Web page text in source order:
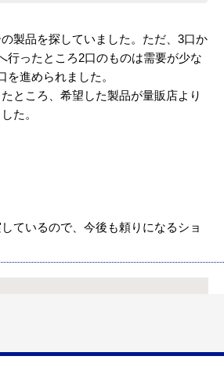
製品を探していました。ただ、3口か
行ったところ2口のものは需要が少な
進められました。
ところ、希望した製品が量販店より
た。
ているので、今後も頼りになるショ